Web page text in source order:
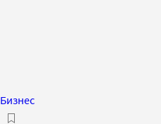
Бизнес